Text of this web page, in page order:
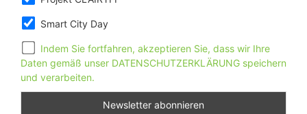
Smart City Day
Indem Sie fortfahren, akzeptieren Sie, dass wir Ihre
Daten gemäß unser DATENSCHUTZERKLÄRUNG speichern
und verarbeiten.